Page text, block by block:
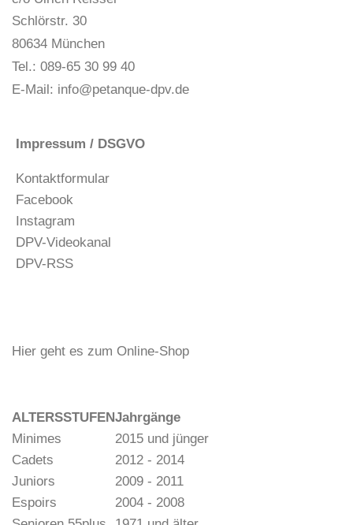
Schlörstr. 30
80634 München
Tel.: 089-65 30 99 40
E-Mail: info@petanque-dpv.de
Impressum / DSGVO
Kontaktformular
Facebook
Instagram
DPV-Videokanal
DPV-RSS
Hier geht es zum Online-Shop
ALTERSSTUFENJahrgänge
Minimes
2015 und jünger
Cadets
2012 - 2014
Juniors
2009 - 2011
Espoirs
2004 - 2008